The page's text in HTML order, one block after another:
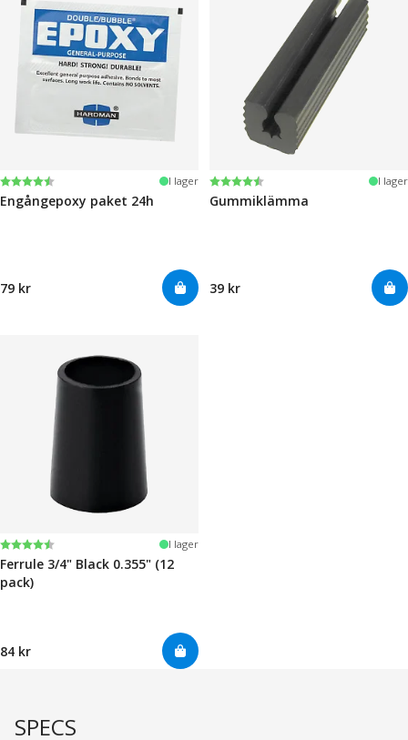
Betyg:
4.6 utav 5 stjärnor I lager
Engångepoxy paket 24h
79 kr
Betyg:
4.6 utav 5 stjärnor I lager
Gummiklämma
39 kr
Betyg:
4.7 utav 5 stjärnor I lager
Ferrule 3/4" Black 0.355" (12
pack)
84 kr
SPECS